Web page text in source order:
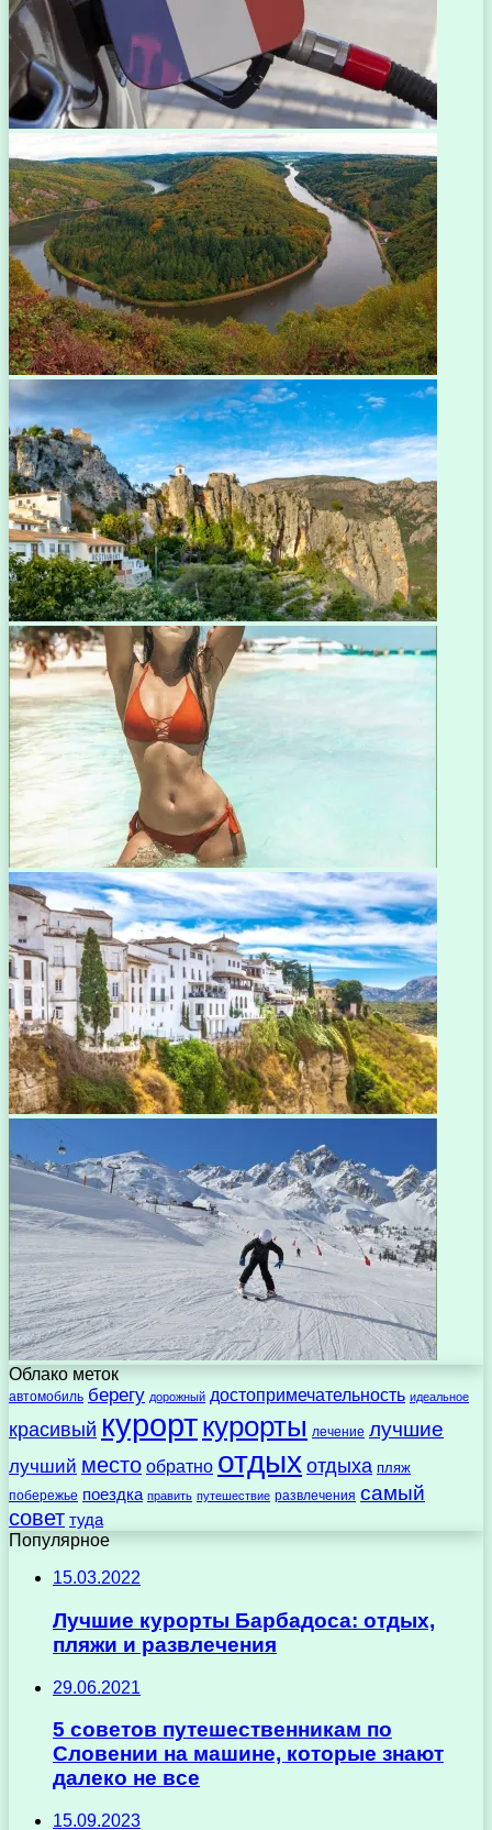
Облако меток
автомобиль берегу дорожный достопримечательность идеальное
красивый курорткурорты лечение лучшие
лучший место обратно отдыхотдыха пляж
побережье поездка править путешествие развлечения самый
совет туда
Популярное
15.03.2022
Лучшие курорты Барбадоса: отдых,
пляжи и развлечения
29.06.2021
5 советов путешественникам по
Словении на машине, которые знают
далеко не все
15.09.2023